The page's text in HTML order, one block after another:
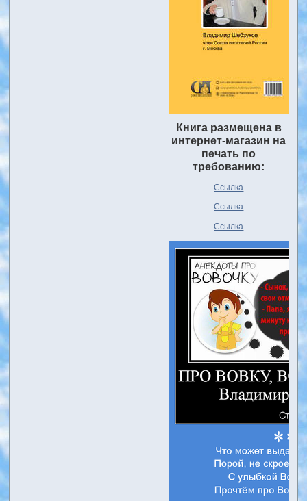
Книга размещена в
интернет-магазин на
печать по
требованию:
Ссылка
Ссылка
Ссылка